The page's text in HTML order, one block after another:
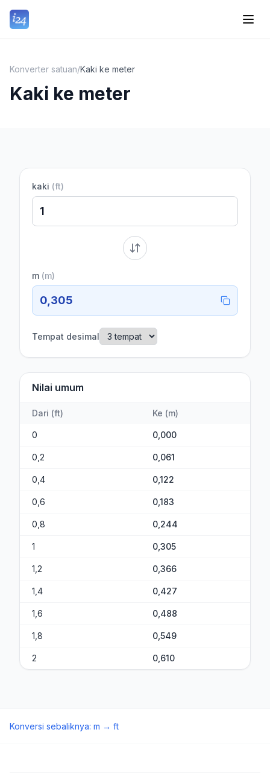
Konverter satuan/Kaki ke meter
Kaki ke meter
kaki (ft)
m (m)
0,305
Tempat desimal
Nilai umum
Dari (ft) Ke (m)
0 0,000
0,2 0,061
0,4 0,122
0,6 0,183
0,8 0,244
1 0,305
1,2 0,366
1,4 0,427
1,6 0,488
1,8 0,549
2 0,610
Konversi sebaliknya: m → ft